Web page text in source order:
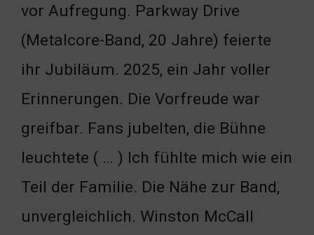
vor Aufregung. Parkway Drive
(Metalcore-Band, 20 Jahre) feierte
ihr Jubiläum. 2025, ein Jahr voller
Erinnerungen. Die Vorfreude war
greifbar. Fans jubelten, die Bühne
leuchtete ( … ) Ich fühlte mich wie ein
Teil der Familie. Die Nähe zur Band,
unvergleichlich. Winston McCall